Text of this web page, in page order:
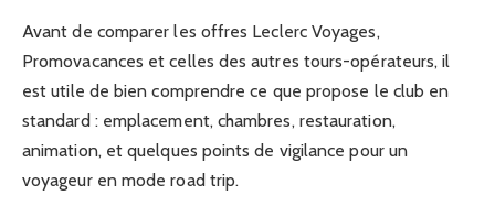
Avant de comparer les offres Leclerc Voyages,
Promovacances et celles des autres tours-opérateurs, il
est utile de bien comprendre ce que propose le club en
standard : emplacement, chambres, restauration,
animation, et quelques points de vigilance pour un
voyageur en mode road trip.